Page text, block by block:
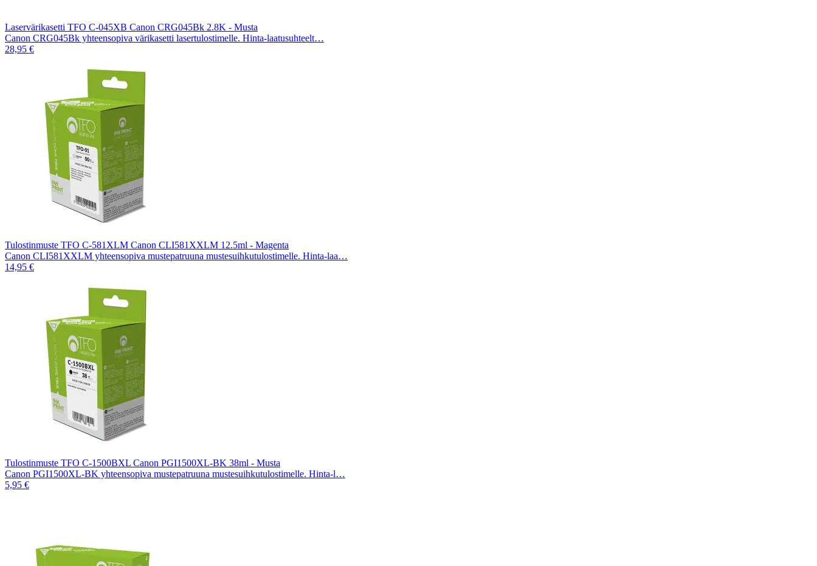
Laservärikasetti TFO C-045XB Canon CRG045Bk 2.8K - Musta
Canon CRG045Bk yhteensopiva värikasetti lasertulostimelle. Hinta-laatusuhteelt…
28,95 €
Tulostinmuste TFO C-581XLM Canon CLI581XXLM 12.5ml - Magenta
Canon CLI581XXLM yhteensopiva mustepatruuna mustesuihkutulostimelle. Hinta-laa…
14,95 €
Tulostinmuste TFO C-1500BXL Canon PGI1500XL-BK 38ml - Musta
Canon PGI1500XL-BK yhteensopiva mustepatruuna mustesuihkutulostimelle. Hinta-l…
5,95 €